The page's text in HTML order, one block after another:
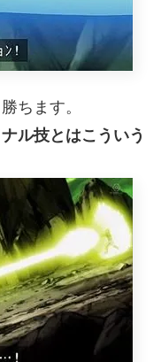
ちます。
ル技とはこういう